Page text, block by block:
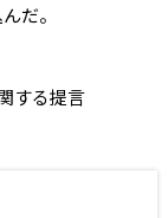
だ。
する提言